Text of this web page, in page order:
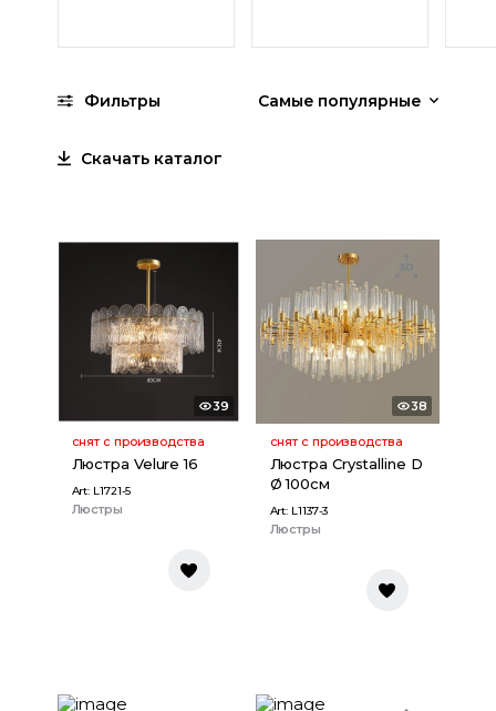
Фильтры Самые популярные
Скачать каталог
39
снят с производства
Люстра Velure 16
Art: L1721-5
Люстры
38
снят с производства
Люстра Crystalline D
Ø 100см
Art: L1137-3
Люстры